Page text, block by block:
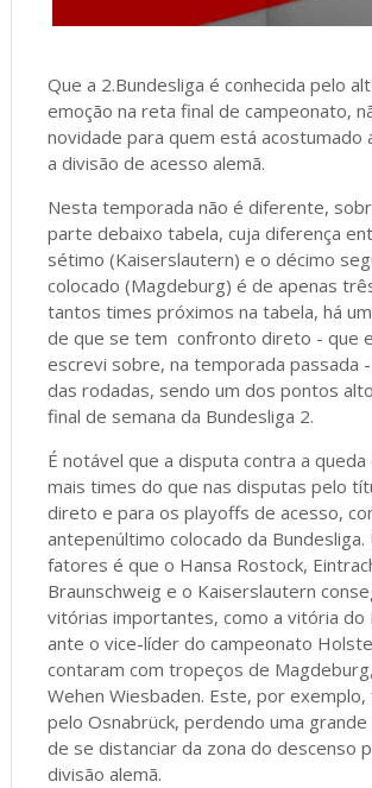
Que a 2.Bundesliga é conhecida pelo
emoção na reta final de campeonato,
novidade para quem está acostumado
a divisão de acesso alemã.
Nesta temporada não é diferente,
parte debaixo tabela, cuja diferença
sétimo (Kaiserslautern) e o décimo
colocado (Magdeburg) é de apenas
tantos times próximos na tabela, há
de que se tem confronto direto - que
escrevi sobre, na temporada passada
das rodadas, sendo um dos pontos
final de semana da Bundesliga 2.
É notável que a disputa contra a queda
mais times do que nas disputas pelo
direto e para os playoffs de acesso,
antepenúltimo colocado da Bundesliga.
fatores é que o Hansa Rostock,
Braunschweig e o Kaiserslautern
vitórias importantes, como a vitória do
ante o vice-líder do campeonato
contaram com tropeços de
Wehen Wiesbaden. Este, por
pelo Osnabrück, perdendo uma
de se distanciar da zona do descenso
divisão alemã.